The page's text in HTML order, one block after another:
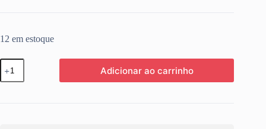
12 em estoque
CONECTOR
EMENDA
FITA
Adicionar ao carrinho